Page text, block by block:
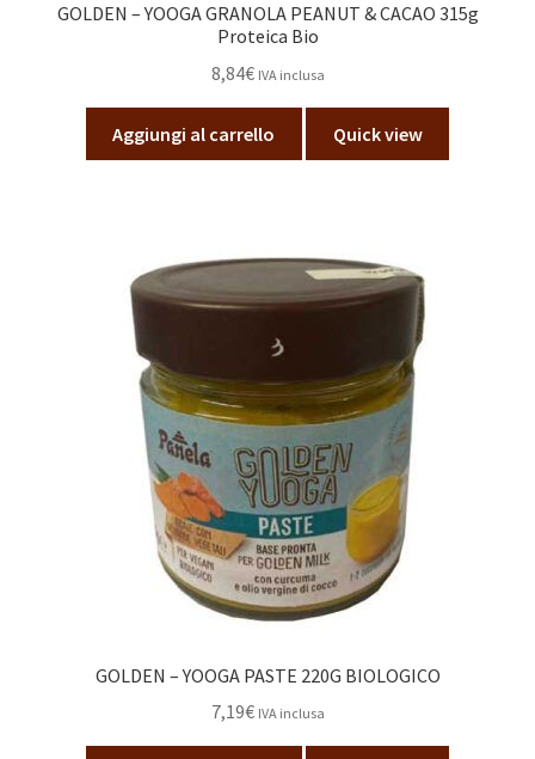
GOLDEN – YOOGA GRANOLA PEANUT & CACAO 315g
Proteica Bio
8,84€ IVA inclusa
Aggiungi al carrello Quick view
GOLDEN – YOOGA PASTE 220G BIOLOGICO
7,19€ IVA inclusa